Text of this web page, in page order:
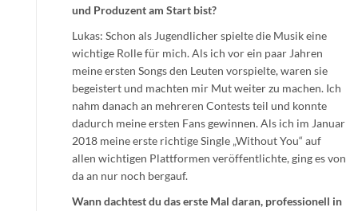
und Produzent am Start bist?
Lukas: Schon als Jugendlicher spielte die Musik eine
wichtige Rolle für mich. Als ich vor ein paar Jahren
meine ersten Songs den Leuten vorspielte, waren sie
begeistert und machten mir Mut weiter zu machen. Ich
nahm danach an mehreren Contests teil und konnte
dadurch meine ersten Fans gewinnen. Als ich im Januar
2018 meine erste richtige Single „Without You“ auf
allen wichtigen Plattformen veröffentlichte, ging es von
da an nur noch bergauf.
Wann dachtest du das erste Mal daran, professionell in